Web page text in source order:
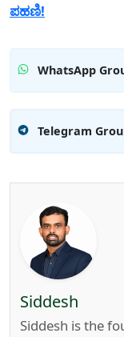
ಪಹಣಿ!
WhatsApp
Telegram
Siddesh
Siddesh is the